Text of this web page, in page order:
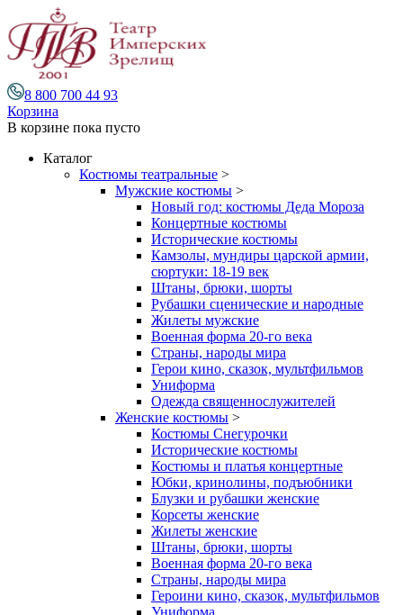
8 800 700 44 93
Корзина
В корзине пока пусто
Каталог
Костюмы театральные >
Мужские костюмы >
Новый год: костюмы Деда Мороза
Концертные костюмы
Исторические костюмы
Камзолы, мундиры царской армии,
сюртуки: 18-19 век
Штаны, брюки, шорты
Рубашки сценические и народные
Жилеты мужские
Военная форма 20-го века
Страны, народы мира
Герои кино, сказок, мультфильмов
Униформа
Одежда священнослужителей
Женские костюмы >
Костюмы Снегурочки
Исторические костюмы
Костюмы и платья концертные
Юбки, кринолины, подъюбники
Блузки и рубашки женские
Корсеты женские
Жилеты женские
Штаны, брюки, шорты
Военная форма 20-го века
Страны, народы мира
Героини кино, сказок, мультфильмов
Униформа